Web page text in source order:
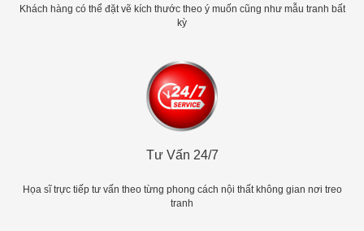
Khách hàng có thể đặt vẽ kích thước theo ý muốn cũng như mẫu tranh bất
kỳ
Tư Vấn 24/7
Họa sĩ trực tiếp tư vấn theo từng phong cách nội thất không gian nơi treo
tranh